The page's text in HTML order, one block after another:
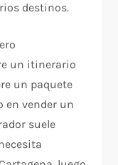
destinos.
un itinerario
un paquete
en vender un
suele